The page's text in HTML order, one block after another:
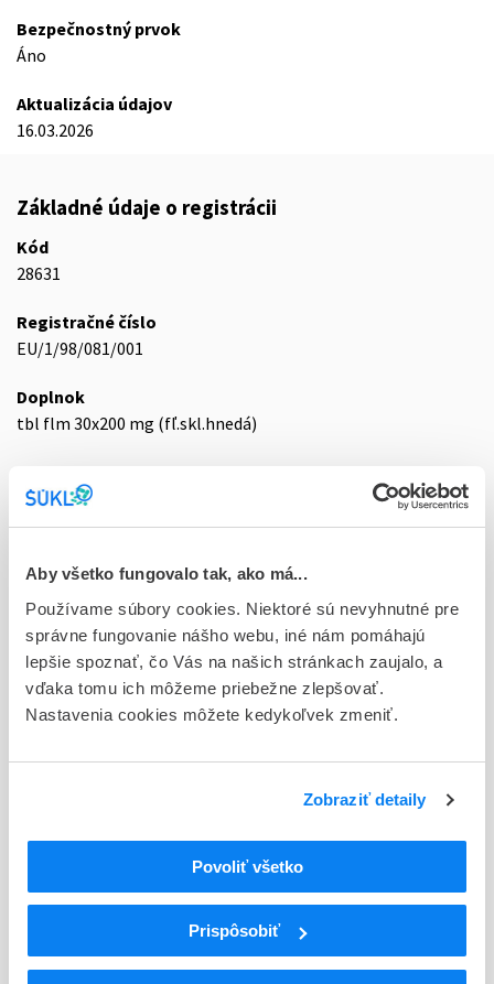
Aby všetko fungovalo tak, ako má...
Používame súbory cookies. Niektoré sú nevyhnutné pre
správne fungovanie nášho webu, iné nám pomáhajú
lepšie spoznať, čo Vás na našich stránkach zaujalo, a
vďaka tomu ich môžeme priebežne zlepšovať.
Nastavenia cookies môžete kedykoľvek zmeniť.
Zobraziť detaily
Povoliť všetko
Prispôsobiť
Bezpečnostný prvok
Áno
Aktualizácia údajov
16.03.2026
Základné údaje o registrácii
Kód
28631
Registračné číslo
EU/1/98/081/001
Doplnok
tbl flm 30x200 mg (fľ.skl.hnedá)
E - EU registrácia
Európska
Držiteľ, krajina
Orion Corporation, Fínsko
Indikačná skupina
27 - ANTIPARKINSONICA
Centrálna nervová sústava
N04B
Dopamínergické liečivá
Iné dopaminergické liečivá
N04BX02
Entakapón
Podrobnosti o lieku